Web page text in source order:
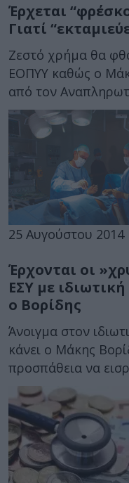
Έρχεται
Γιατί
Ζεστό χρήμα θα
ΕΟΠΥΥ καθώς ο
από τον
25 Αυγούστου 2014
Έρχονται οι
ΕΣΥ με
ο Βορίδης
Άνοιγμα στον
κάνει ο Μάκης
προσπάθεια να